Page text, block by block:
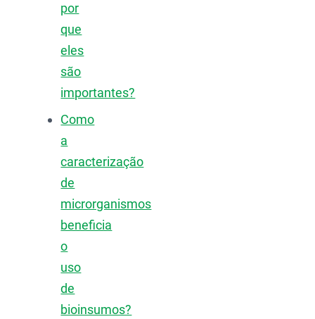
por
que
eles
são
importantes?
Como
a
caracterização
de
microrganismos
beneficia
o
uso
de
bioinsumos?